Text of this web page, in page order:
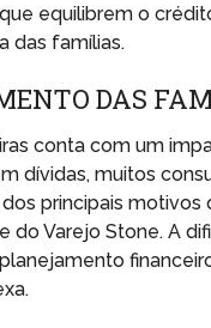
equilibrem o
das famílias.
DAS
conta com um
dívidas, muitos
principais
Varejo Stone. A